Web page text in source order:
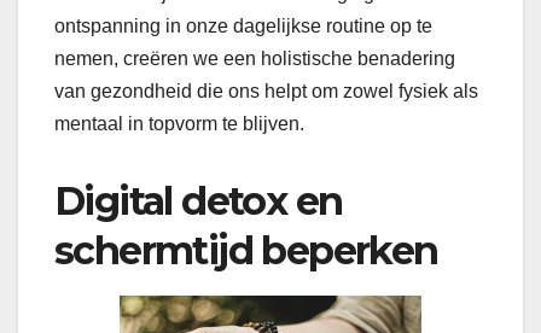
ontspanning in onze dagelijkse routine op te
nemen, creëren we een holistische benadering
van gezondheid die ons helpt om zowel fysiek als
mentaal in topvorm te blijven.
Digital detox en
schermtijd beperken